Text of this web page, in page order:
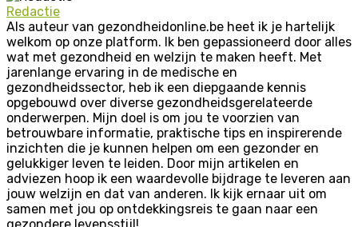
Redactie
Als auteur van gezondheidonline.be heet ik je hartelijk
welkom op onze platform. Ik ben gepassioneerd door alles
wat met gezondheid en welzijn te maken heeft. Met
jarenlange ervaring in de medische en
gezondheidssector, heb ik een diepgaande kennis
opgebouwd over diverse gezondheidsgerelateerde
onderwerpen. Mijn doel is om jou te voorzien van
betrouwbare informatie, praktische tips en inspirerende
inzichten die je kunnen helpen om een gezonder en
gelukkiger leven te leiden. Door mijn artikelen en
adviezen hoop ik een waardevolle bijdrage te leveren aan
jouw welzijn en dat van anderen. Ik kijk ernaar uit om
samen met jou op ontdekkingsreis te gaan naar een